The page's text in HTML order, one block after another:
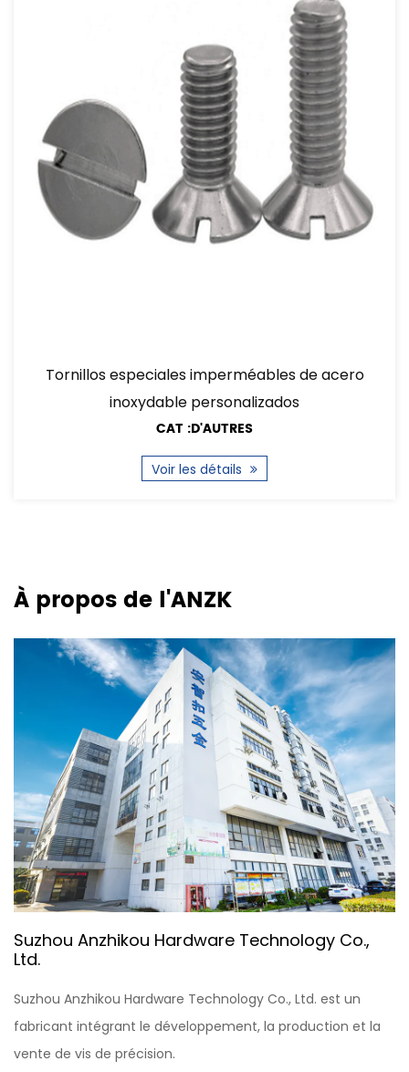
Tornillos especiales imperméables de acero
inoxydable personalizados
CAT :D'AUTRES
Voir les détails
À propos de l'ANZK
Suzhou Anzhikou Hardware Technology Co.,
Ltd.
Suzhou Anzhikou Hardware Technology Co., Ltd. est un
fabricant intégrant le développement, la production et la
vente de vis de précision.